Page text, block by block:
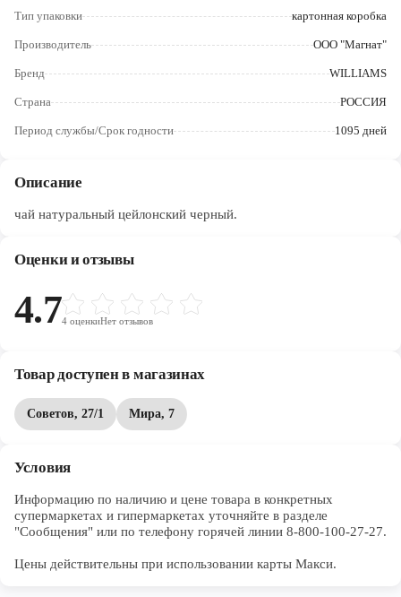
Тип упаковки картонная коробка
Производитель ООО "Магнат"
Бренд WILLIAMS
Страна РОССИЯ
Период службы/Срок годности 1095 дней
Описание
чай натуральный цейлонский черный.
Оценки и отзывы
4.74 оценкиНет отзывов
Товар доступен в магазинах
Советов, 27/1 Мира, 7
Условия
Информацию по наличию и цене товара в конкретных
супермаркетах и гипермаркетах уточняйте в разделе
"Сообщения" или по телефону горячей линии 8-800-100-27-27.
Цены действительны при использовании карты Макси.